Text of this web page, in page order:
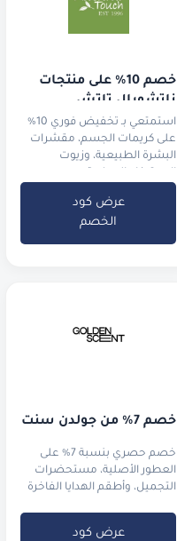
خصم 10% على منتجات
ناتشورال تاتش
استمتعي بـ تخفيض فوري 10%
على كريمات الجسم، مقشرات
البشرة الطبيعية، وزيوت
عرض كود
الخصم
خصم 7% من جولدن سنت
خصم حصري بنسبة 7% على
العطور الأصلية، مستحضرات
التجميل، وأطقم الهدايا الفاخرة
عرض كود